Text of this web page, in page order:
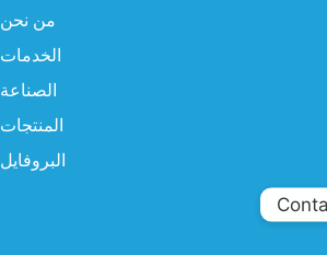
من نحن
الخدمات
الصناعة
المنتجات
البروفايل